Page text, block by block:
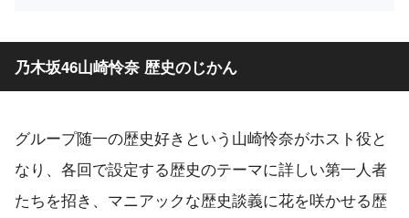
乃木坂46山崎怜奈 歴史のじかん
グループ随一の歴史好きという山崎怜奈がホスト役と
なり、各回で設定する歴史のテーマに詳しい第一人者
たちを招き、マニアックな歴史談義に花を咲かせる歴